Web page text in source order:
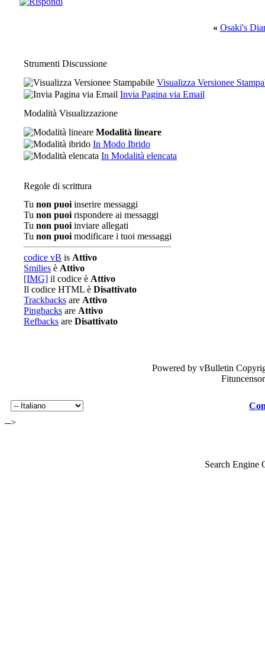
« Osaki's
Strumenti Discussione
Visualizza Versionee
Invia Pagina via Email
Modalità Visualizzazione
Modalità lineare
In Modo Ibrido
In Modalità elencata
Regole di scrittura
Tu non puoi inserire messaggi
Tu non puoi rispondere ai messaggi
Tu non puoi inviare allegati
Tu non puoi modificare i tuoi messaggi
codice vB is Attivo
Smilies è Attivo
[IMG] il codice è Attivo
Il codice HTML è Disattivato
Trackbacks are Attivo
Pingbacks are Attivo
Refbacks are Disattivato
Powered by vBulletin
-->
Search Engine